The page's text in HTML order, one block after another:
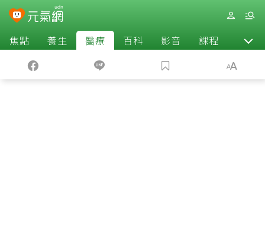
焦點 養生 醫療 百科 影音 課程 退休